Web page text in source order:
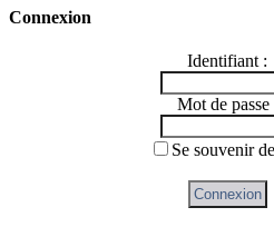
Connexion
Identifiant :
Mot de passe
Se souvenir